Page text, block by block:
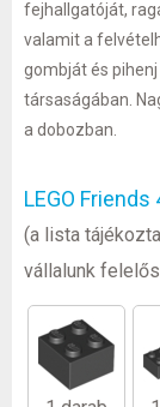
fejhallgatóját,
valamit a
gombját és
társaságában.
a dobozban.
LEGO
(a lista
vállalunk